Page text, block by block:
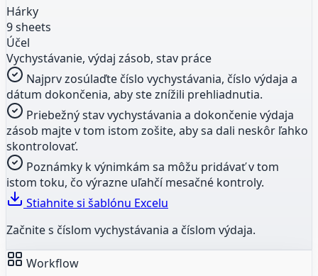
Hárky
9 sheets
Účel
Vychystávanie, výdaj zásob, stav práce
Najprv zosúlaďte číslo vychystávania, číslo výdaja a
dátum dokončenia, aby ste znížili prehliadnutia.
Priebežný stav vychystávania a dokončenie výdaja
zásob majte v tom istom zošite, aby sa dali neskôr ľahko
skontrolovať.
Poznámky k výnimkám sa môžu pridávať v tom
istom toku, čo výrazne uľahčí mesačné kontroly.
Stiahnite si šablónu Excelu
Začnite s číslom vychystávania a číslom výdaja.
Workflow